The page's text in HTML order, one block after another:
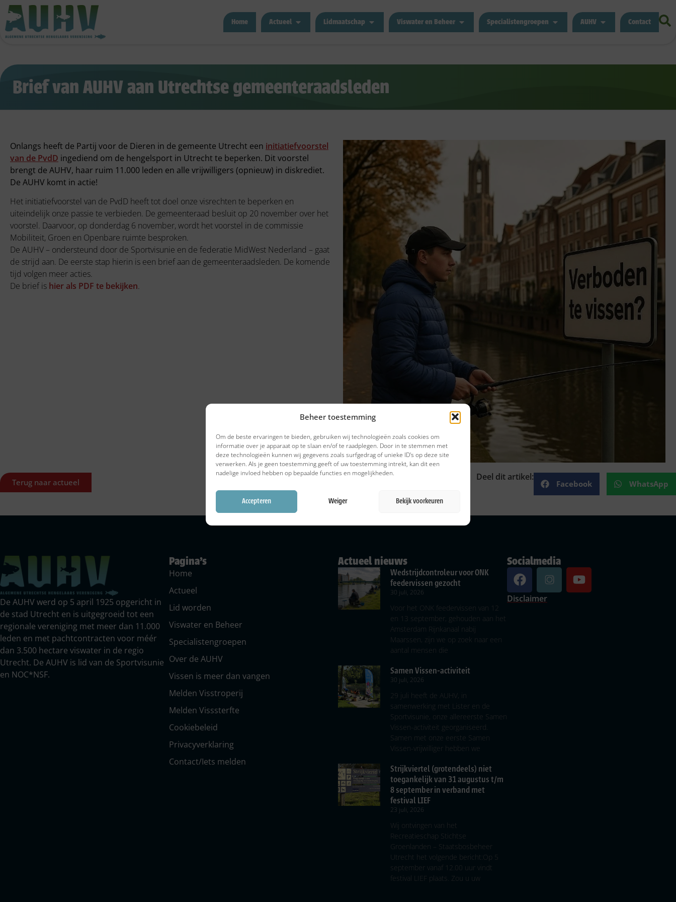
Beheer toestemming
Om de beste ervaringen te bieden, gebruiken wij technologieën zoals cookies om
informatie over je apparaat op te slaan en/of te raadplegen. Door in te stemmen met
deze technologieën kunnen wij gegevens zoals surfgedrag of unieke ID's op deze site
verwerken. Als je geen toestemming geeft of uw toestemming intrekt, kan dit een
nadelige invloed hebben op bepaalde functies en mogelijkheden.
Accepteren Weiger Bekijk voorkeuren
Home Actueel Lidmaatschap Viswater en Beheer Specialistengroepen AUHV Contact
Brief van AUHV aan Utrechtse gemeenteraadsleden
Onlangs heeft de Partij voor de Dieren in de gemeente Utrecht een initiatiefvoorstel
van de PvdD ingediend om de hengelsport in Utrecht te beperken. Dit voorstel
brengt de AUHV, haar ruim 11.000 leden en alle vrijwilligers (opnieuw) in diskrediet.
De AUHV komt in actie!
Het initiatiefvoorstel van de PvdD heeft tot doel onze visrechten te beperken en
uiteindelijk onze passie te verbieden. De gemeenteraad besluit op 20 november over het
voorstel. Daarvoor, op donderdag 6 november, wordt het voorstel in de commissie
Mobiliteit, Groen en Openbare ruimte besproken.
De AUHV – ondersteund door de Sportvisunie en de federatie MidWest Nederland – gaat
de strijd aan. De eerste stap hierin is een brief aan de gemeenteraadsleden. De komende
tijd volgen meer acties.
De brief is hier als PDF te bekijken.
Terug naar actueel Deel dit artikel:
Facebook WhatsApp
De AUHV werd op 5 april 1925 opgericht in
de stad Utrecht en is uitgegroeid tot een
regionale vereniging met meer dan 11.000
leden en met pachtcontracten voor méér
dan 3.500 hectare viswater in de regio
Utrecht. De AUHV is lid van de Sportvisunie
en NOC*NSF.
Pagina's
Home
Actueel
Lid worden
Viswater en Beheer
Specialistengroepen
Over de AUHV
Vissen is meer dan vangen
Melden Visstroperij
Melden Visssterfte
Cookiebeleid
Privacyverklaring
Contact/Iets melden
Actueel nieuws
Wedstrijdcontroleur voor ONK
feedervissen gezocht
30 juli, 2026
Voor het ONK feedervissen van 12
en 13 september, gehouden aan het
Amsterdam Rijnkanaal nabij
Maarssen, zijn we op zoek naar een
aantal mensen die
Samen Vissen-activiteit
30 juli, 2026
29 juli heeft de AUHV, in
samenwerking met Lister en de
Sportvisunie, onze allereerste Samen
Vissen-activiteit georganiseerd.
Samen met onze eerste Samen
Vissen-vrijwilliger hebben we
Strijkviertel (grotendeels) niet
toegankelijk van 31 augustus t/m
8 september in verband met
festival LIEF
23 juli, 2026
Wij ontvingen van het
Recreatieschap Stichtse
Groenlanden – Staatsbosbeheer
Utrecht het volgende bericht:Op 5
september vanaf 12.00 uur vindt
festival LIEF plaats. Zou u uw
Socialmedia
Disclaimer